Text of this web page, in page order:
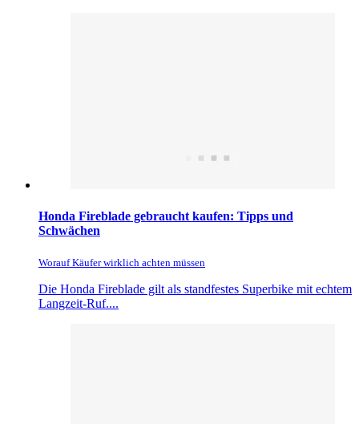
Honda Fireblade gebraucht kaufen: Tipps und
Schwächen
Worauf Käufer wirklich achten müssen
Die Honda Fireblade gilt als standfestes Superbike mit echtem
Langzeit-Ruf....